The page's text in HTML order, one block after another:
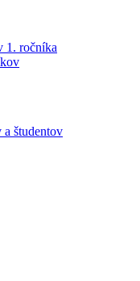
1. ročníka
a študentov